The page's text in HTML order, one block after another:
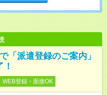
「派遣登録のご案内」
WEB登録・面接OK